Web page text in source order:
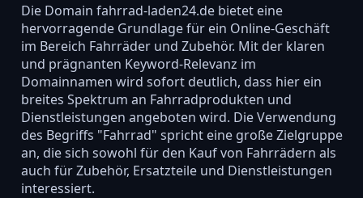
Die Domain fahrrad-laden24.de bietet eine
hervorragende Grundlage für ein Online-Geschäft
im Bereich Fahrräder und Zubehör. Mit der klaren
und prägnanten Keyword-Relevanz im
Domainnamen wird sofort deutlich, dass hier ein
breites Spektrum an Fahrradprodukten und
Dienstleistungen angeboten wird. Die Verwendung
des Begriffs "Fahrrad" spricht eine große Zielgruppe
an, die sich sowohl für den Kauf von Fahrrädern als
auch für Zubehör, Ersatzteile und Dienstleistungen
interessiert.